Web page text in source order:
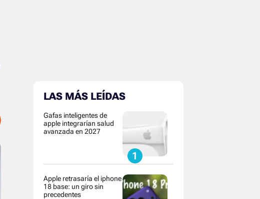
LAS MÁS LEÍDAS
Gafas inteligentes de
apple integrarían salud
avanzada en 2027
Apple retrasaría el iphone
18 base: un giro sin
precedentes